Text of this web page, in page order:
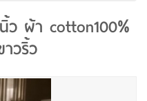
ว ผ้า cotton100%
วริ้ว